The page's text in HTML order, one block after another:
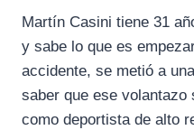
e
b
o
e
g
r
t
s
A
Martín Casini tiene 31
y sabe lo que es
accidente, se metió a
saber que ese
como deportista de alto